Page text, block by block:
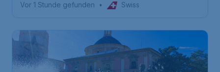
Vor 1 Stunde gefunden • Swiss